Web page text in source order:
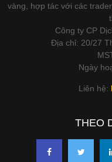
vàng, hợp tác với các
Công ty CP
Địa chỉ: 20/27
Ngày
Liên hệ:
THEO